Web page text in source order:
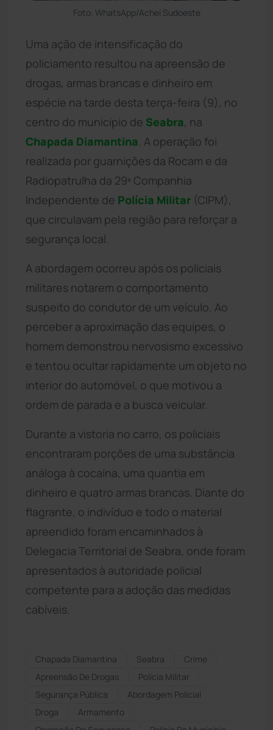
Foto: WhatsApp/Achei Sudoeste
Uma ação de intensificação do
policiamento resultou na apreensão de
drogas, armas brancas e dinheiro em
espécie na tarde desta terça-feira (9), no
centro do município de Seabra, na
Chapada Diamantina . A operação foi
realizada por guarnições da Rocam e da
Radiopatrulha da 29ª Companhia
Independente de Polícia Militar (CIPM),
que circulavam pela região para reforçar a
segurança local.
A abordagem ocorreu após os policiais
militares notarem o comportamento
suspeito do condutor de um veículo. Ao
perceber a aproximação das equipes, o
homem demonstrou nervosismo excessivo
e tentou ocultar rapidamente um objeto no
interior do automóvel, o que motivou a
ordem de parada e a busca veicular.
Durante a vistoria no carro, os policiais
encontraram porções de uma substância
análoga à cocaína, uma quantia em
dinheiro e quatro armas brancas. Diante do
flagrante, o indivíduo e todo o material
apreendido foram encaminhados à
Delegacia Territorial de Seabra, onde foram
apresentados à autoridade policial
competente para a adoção das medidas
cabíveis.
Chapada Diamantina Seabra
Crime
Apreensão De Drogas
Polícia Militar
Segurança Pública
Abordagem Policial
Droga
Armamento